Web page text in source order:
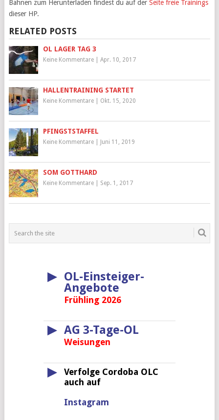
Bahnen zum Herunterladen findest du auf der Seite freie Trainings
dieser HP.
RELATED POSTS
OL LAGER TAG 3
Keine Kommentare| Apr. 10, 2017
HALLENTRAINING STARTET
Keine Kommentare| Okt. 15, 2020
PFINGSTSTAFFEL
Keine Kommentare| Juni 11, 2019
SOM GOTTHARD
Keine Kommentare| Sep. 1, 2017
▶
OL-Einsteiger-
Angebote
Frühling 2026
▶ AG 3-Tage-OL
Weisungen
▶
Verfolge Cordoba OLC
auch auf
Instagram